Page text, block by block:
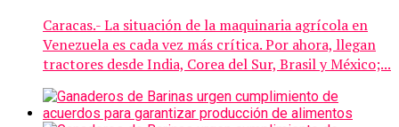
Caracas.- La situación de la maquinaria agrícola en
Venezuela es cada vez más crítica. Por ahora, llegan
tractores desde India, Corea del Sur, Brasil y México;...